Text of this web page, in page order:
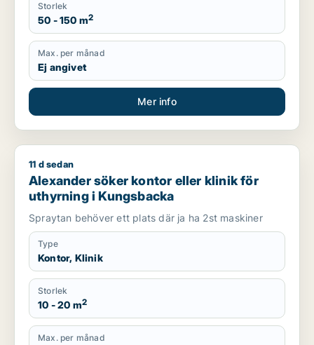
Storlek
50 - 150 m2
Max. per månad
Ej angivet
Mer info
Alexander söker kontor eller klinik för uthyrning i
11 d sedan
Alexander söker kontor eller klinik för
uthyrning i Kungsbacka
Spraytan behöver ett plats där ja ha 2st maskiner
Type
Kontor, Klinik
Storlek
10 - 20 m2
Max. per månad